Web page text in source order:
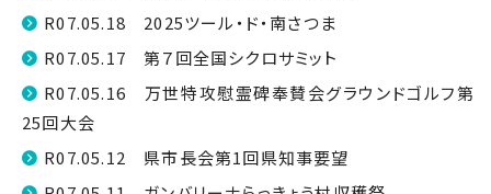
R07.05.18 2025ツール・ド・南さつま
R07.05.17 第７回全国シクロサミット
R07.05.16 万世特攻慰霊碑奉賛会グラウンドゴルフ第
25回大会
R07.05.12 県市長会第1回県知事要望